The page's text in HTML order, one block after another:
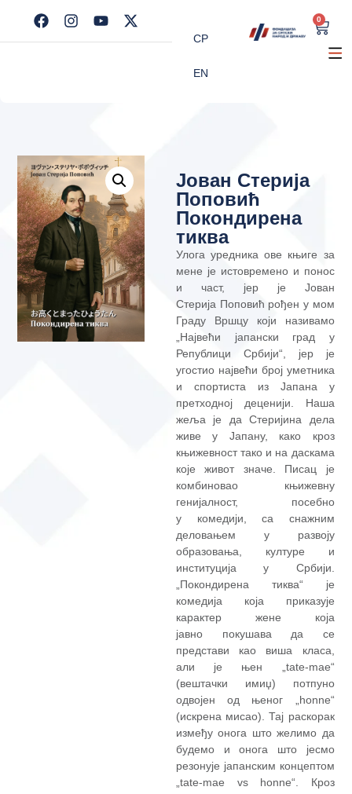
СР
EN
0
Јован Стерија
Поповић
Покондирена
тиква
Улога уредника ове књиге за
мене је истовремено и понос
и част, јер је Јован
Стерија Поповић рођен у мом
Граду Вршцу који називамо
„Највећи јапански град у
Републици Србији“, јер је
угостио највећи број уметника
и спортиста из Јапана у
претходној деценији. Наша
жеља је да Стеријина дела
живе у Јапану, како кроз
књижевност тако и на даскама
које живот значе. Писац је
комбиновао књижевну
генијалност, посебно
у комедији, са снажним
деловањем у развоју
образовања, културе и
институција у Србији.
„Покондирена тиква“ је
комедија која приказује
карактер жене која
јавно покушава да се
представи као виша класа,
али је њен „tate-mae“
(вештачки имиџ) потпуно
одвојен од њеног „honne“
(искрена мисао). Тај раскорак
између онога штожелимо да
будемо и онога што јесмо
резонује јапанским концептом
„tate-mae vs honne“. Кроз